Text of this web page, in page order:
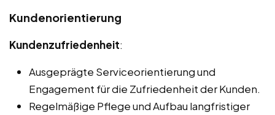
Kundenorientierung
Kundenzufriedenheit:
Ausgeprägte Serviceorientierung und
Engagement für die Zufriedenheit der Kunden.
Regelmäßige Pflege und Aufbau langfristiger